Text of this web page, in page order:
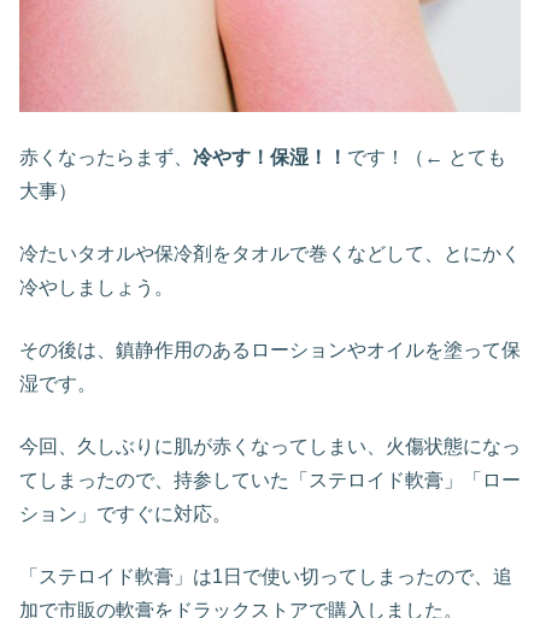
赤くなったらまず、 冷やす！保湿！！ です！（← とても
大事）
冷たいタオルや保冷剤をタオルで巻くなどして、とにかく
冷やしましょう。
その後は、鎮静作用のあるローションやオイルを塗って保
湿です。
今回、久しぶりに肌が赤くなってしまい、火傷状態になっ
てしまったので、持参していた「ステロイド軟膏」「ロー
ション」ですぐに対応。
「ステロイド軟膏」は1日で使い切ってしまったので、追
加で市販の軟膏をドラックストアで購入しました。